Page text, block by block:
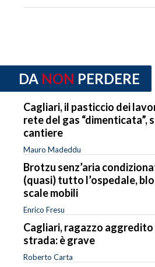
DA NON PERDERE
Cagliari, il pasticcio dei
rete del gas “dimenticata”,
cantiere
Mauro Madeddu
Brotzu senz’aria
(quasi) tutto l’ospedale,
scale mobili
Enrico Fresu
Cagliari, ragazzo
strada: è grave
Roberto Carta